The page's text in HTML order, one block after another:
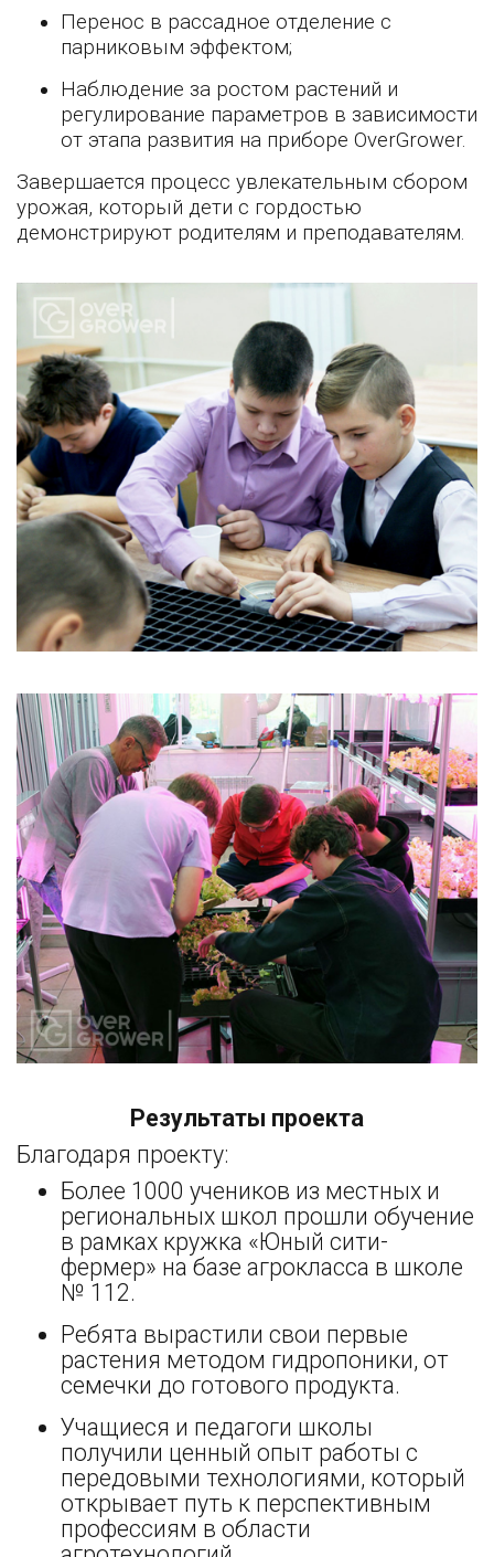
Перенос в рассадное отделение с
парниковым эффектом;
Наблюдение за ростом растений и
регулирование параметров в зависимости
от этапа развития на приборе OverGrower.
Завершается процесс увлекательным сбором
урожая, который дети с гордостью
демонстрируют родителям и преподавателям.
Результаты проекта
Благодаря проекту:
Более 1000 учеников из местных и
региональных школ прошли обучение
в рамках кружка «Юный сити-
фермер» на базе агрокласса в школе
№ 112.
Ребята вырастили свои первые
растения методом гидропоники, от
семечки до готового продукта.
Учащиеся и педагоги школы
получили ценный опыт работы с
передовыми технологиями, который
открывает путь к перспективным
профессиям в области